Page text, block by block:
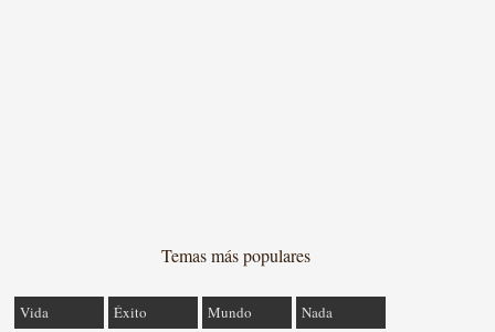
Temas más populares
Vida Éxito Mundo
Nada